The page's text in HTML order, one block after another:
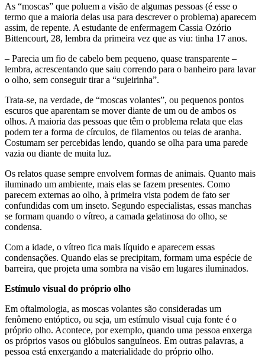
As “moscas” que poluem a visão de algumas pessoas (é esse o
termo que a maioria delas usa para descrever o problema) aparecem
assim, de repente. A estudante de enfermagem Cassia Ozório
Bittencourt, 28, lembra da primeira vez que as viu: tinha 17 anos.
– Parecia um fio de cabelo bem pequeno, quase transparente –
lembra, acrescentando que saiu correndo para o banheiro para lavar
o olho, sem conseguir tirar a “sujeirinha”.
Trata-se, na verdade, de “moscas volantes”, ou pequenos pontos
escuros que aparentam se mover diante de um ou de ambos os
olhos. A maioria das pessoas que têm o problema relata que elas
podem ter a forma de círculos, de filamentos ou teias de aranha.
Costumam ser percebidas lendo, quando se olha para uma parede
vazia ou diante de muita luz.
Os relatos quase sempre envolvem formas de animais. Quanto mais
iluminado um ambiente, mais elas se fazem presentes. Como
parecem externas ao olho, à primeira vista podem de fato ser
confundidas com um inseto. Segundo especialistas, essas manchas
se formam quando o vítreo, a camada gelatinosa do olho, se
condensa.
Com a idade, o vítreo fica mais líquido e aparecem essas
condensações. Quando elas se precipitam, formam uma espécie de
barreira, que projeta uma sombra na visão em lugares iluminados.
Estímulo visual do próprio olho
Em oftalmologia, as moscas volantes são consideradas um
fenômeno entóptico, ou seja, um estímulo visual cuja fonte é o
próprio olho. Acontece, por exemplo, quando uma pessoa enxerga
os próprios vasos ou glóbulos sanguíneos. Em outras palavras, a
pessoa está enxergando a materialidade do próprio olho.